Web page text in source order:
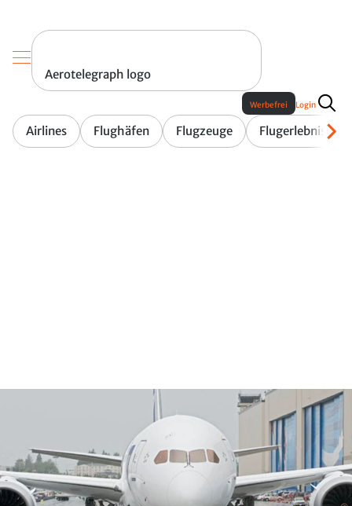
Aerotelegraph logo
Airlines Flughäfen Flugzeuge Flugerlebnis
Werbefrei Login